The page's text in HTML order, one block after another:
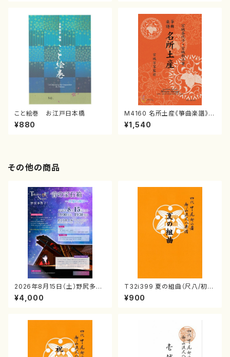
こと絵巻 お江戸日本橋
¥880
M4160 名所土産《箏曲楽譜》
（箏/宮城喜代子・宮城数江著・
宮城宗家監修/箏曲古典楽譜）
¥1,540
その他の商品
2026年8月15日（土）野尻多佳
子ピアノリサイタル 音の宝石
箱チケット一般
¥4,000
T32i399 夏の組曲（尺八/初代
山川園松/楽譜）都山流公刊楽譜
曲番:2104
¥900